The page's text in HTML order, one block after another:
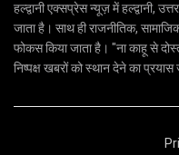
हल्द्वानी एक्सप्रेस न्यूज़ में हल्द्वानी,
जाता है। साथ ही राजनीतिक,
फोकस किया जाता है। "ना काहू से
निष्पक्ष खबरों को स्थान देने का प्रयास